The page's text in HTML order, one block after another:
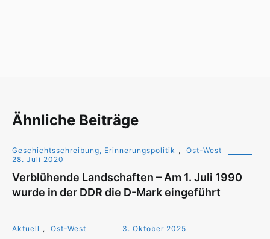
Ähnliche Beiträge
Geschichtsschreibung, Erinnerungspolitik ,
Ost-West
28. Juli 2020
Verblühende Landschaften – Am 1. Juli 1990
wurde in der DDR die D-Mark eingeführt
Aktuell , Ost-West 3. Oktober 2025